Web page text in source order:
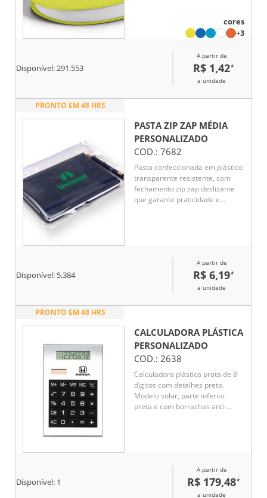
cores
+3
Disponível:291.553
A partir de
R$ 1,42*
a unidade
PRONTO EM 48 HRS
PASTA ZIP ZAP MÉDIA
PERSONALIZADO
COD.: 7682
Pasta confeccionada em plástico
transparente resistente, com
fechamento zip zap deslizante
que garante praticidade e
Disponível: 5.384
A partir de
R$ 6,19*
a unidade
PRONTO EM 48 HRS
CALCULADORA PLÁSTICA
PERSONALIZADO
COD.: 2638
Calculadora plástica prata de 8
dígitos com detalhes preto.
Modelo solar, parte inferior
preta e com borrachas anti-
Disponível: 1
A partir de
R$ 179,48*
a unidade